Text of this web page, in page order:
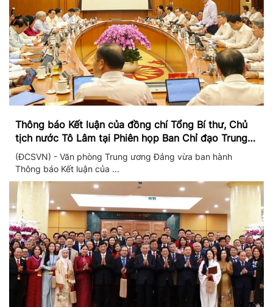
Thông báo Kết luận của đồng chí Tổng Bí thư, Chủ
tịch nước Tô Lâm tại Phiên họp Ban Chỉ đạo Trung
ương thực hiện Nghị quyết 57
(ĐCSVN) - Văn phòng Trung ương Đảng vừa ban hành
Thông báo Kết luận của ...